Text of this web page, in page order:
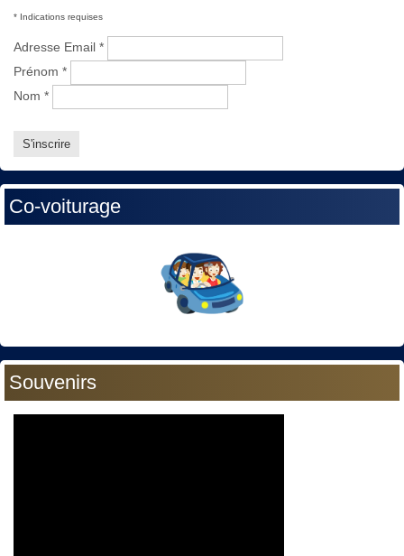
* Indications requises
Adresse Email *
Prénom *
Nom *
Co-voiturage
Souvenirs